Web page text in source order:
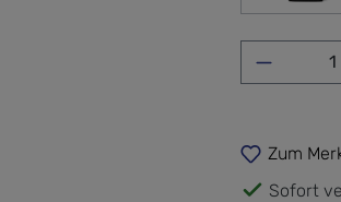
Zum
Sofort